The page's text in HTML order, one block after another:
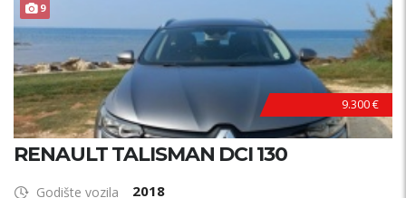
9
9.300 €
RENAULT TALISMAN DCI 130
Godište vozila 2018